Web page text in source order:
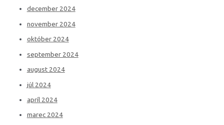
december 2024
november 2024
október 2024
september 2024
august 2024
júl 2024
apríl 2024
marec 2024